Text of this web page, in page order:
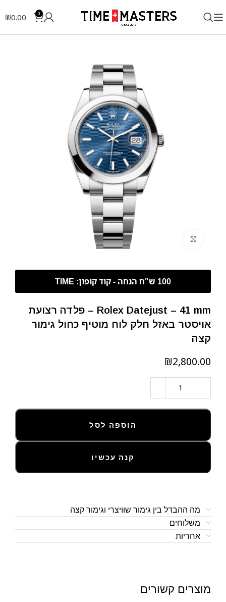
0
₪0.00
Rolex Datejust – 41 mm – פלדה רצועת
אויסטר באזל חלק לוח מוטיף כחול גימור
קצה
₪
הוספה לסל
קנה עכשיו
מה ההבדל בין גימור שוויצרי וגימור קצה
משלוחים
אחריות
מוצרים קשורים